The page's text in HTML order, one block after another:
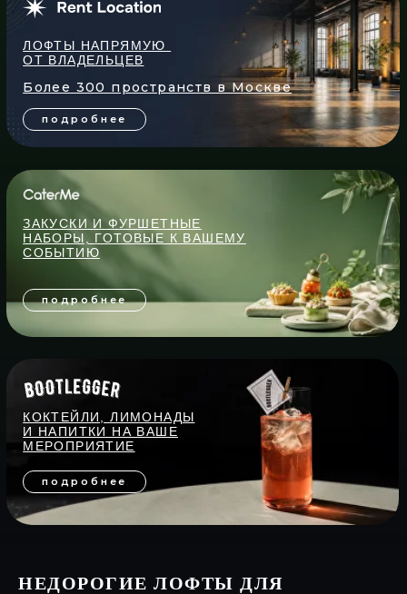
КОКТЕЙЛИ, ЛИМОНАДЫ
И НАПИТКИ НА ВАШЕ
подробнее
НЕДОРОГИЕ ЛОФТЫ ДЛЯ